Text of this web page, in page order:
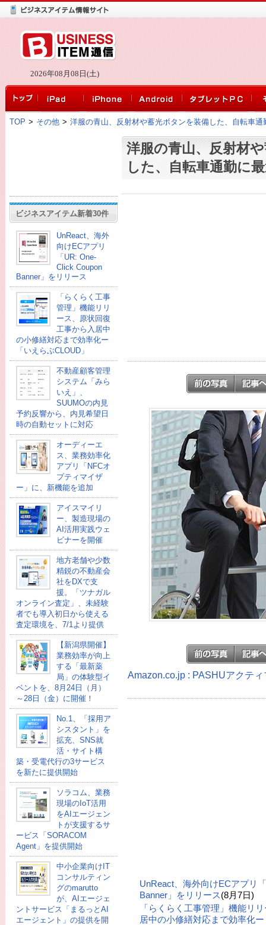
2026年08月08日(土)
TOP > その他 > 洋服の青山、反射材や蓄光ボタンを装備した、自転車
ビジネスアイテム新着30件
UnReact、海外
向けECアプリ
「UR: One-
Click Coupon
Banner」をリリース
「らくらく工事
管理」機能リリ
ース、原状回復
工事から入居中
の小修繕対応まで効率化ー
「いえらぶCLOUD」
不動産顧客管理
システム「みら
いえ」、
SUUMOの内見
予約反響から、内見希望日
時の自動セットに対応
オーディーエ
ス、業務効率化
アプリ「NFCオ
プティマイザ
ー」に、新機能を追加
アイスマイリ
ー、製造現場の
AI活用実践ウェ
ビナーを開催
地方老舗や少数
精鋭の不動産会
社をDXで支
援。「ツナガル
オンライン査定」、未経験
者でも導入初日から使える
査定環境を、7/1より提供
【新潟県開催】
業務効率が向上
する「最新薬
局」の体験型イ
ベントを、8月24日（月）
～28日（金）に開催！
No.1、「採用ア
シスタント」を
拡充、SNS就
活・サイト構
築・受電代行の3サービス
を新たに提供開始
ソラコム、業務
現場のIoT活用
をAIエージェン
トが支援するサ
ービス「SORACOM
Agent」を提供開始
中小企業向けIT
コンサルティン
グのmarutto
が、AIエージェ
ントサービス「まるっとAI
エージェント」の提供を開
洋服の青山、反射材
した、自転車通勤に
Amazon.co.jp : PASHUアクテ
UnReact、海外向けECアプリ
Banner」をリリース(8月7日)
「らくらく工事管理」機能リ
居中の小修繕対応まで効率化